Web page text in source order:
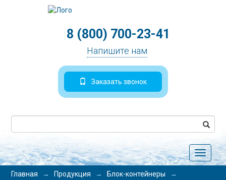
8 (800) 700-23-41
Напишите нам
Заказать звонок
Toggle
Главная
→ Продукция → Блок-контейнеры
→